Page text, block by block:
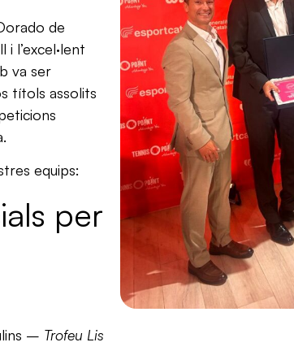
de
l’excel·lent
va ser
títols assolits
equips:
per
– Trofeu Lis